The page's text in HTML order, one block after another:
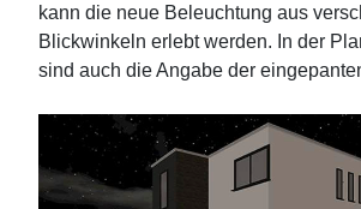
kann die neue Beleuchtung aus
Blickwinkeln erlebt werden. In der
sind auch die Angabe der